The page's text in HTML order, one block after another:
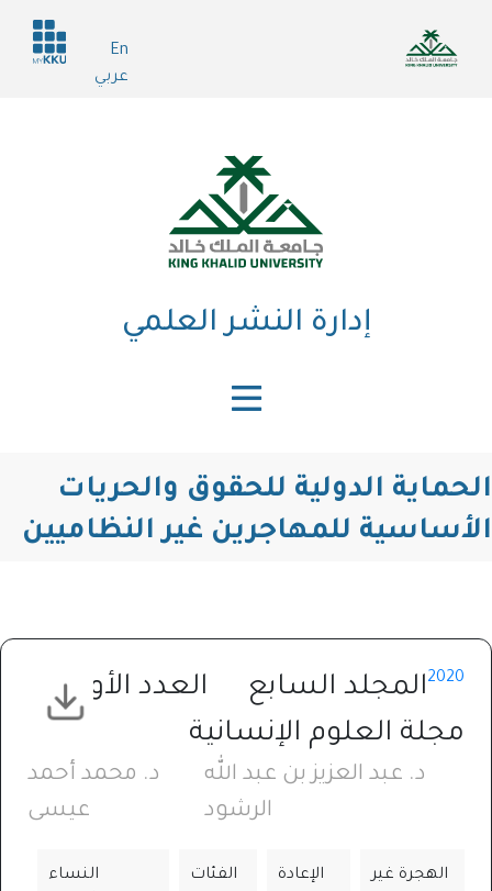
المحتوى
En
عربي
Header
services
إدارة النشر العلمي
الحماية الدولية للحقوق والحريات
الأساسية للمهاجرين غير النظاميين
2020المجلد السابع
العدد الأول
مجلة العلوم الإنسانية
د. عبد العزيز بن عبد الله
الرشود
د. محمد أحمد
عيسى
الهجرة غير
الإعادة
الفئات
النساء